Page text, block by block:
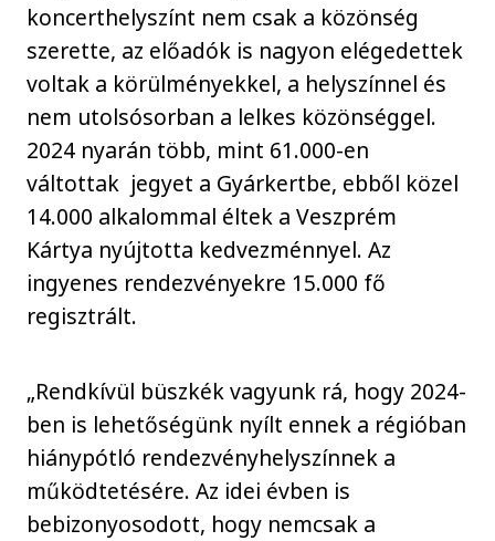
koncerthelyszínt nem csak a közönség
szerette, az előadók is nagyon elégedettek
voltak a körülményekkel, a helyszínnel és
nem utolsósorban a lelkes közönséggel.
2024 nyarán több, mint 61.000-en
váltottak jegyet a Gyárkertbe, ebből közel
14.000 alkalommal éltek a Veszprém
Kártya nyújtotta kedvezménnyel. Az
ingyenes rendezvényekre 15.000 fő
regisztrált.
„Rendkívül büszkék vagyunk rá, hogy 2024-
ben is lehetőségünk nyílt ennek a régióban
hiánypótló rendezvényhelyszínnek a
működtetésére. Az idei évben is
bebizonyosodott, hogy nemcsak a